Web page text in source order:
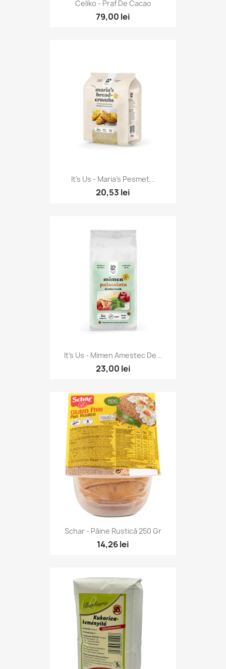
Celiko - Praf De Cacao
79,00 lei
It's Us - Maria's Pesmet...
20,53 lei
It's Us - Mimen Amestec De...
23,00 lei
Schar - Pâine Rustică 250 Gr
14,26 lei